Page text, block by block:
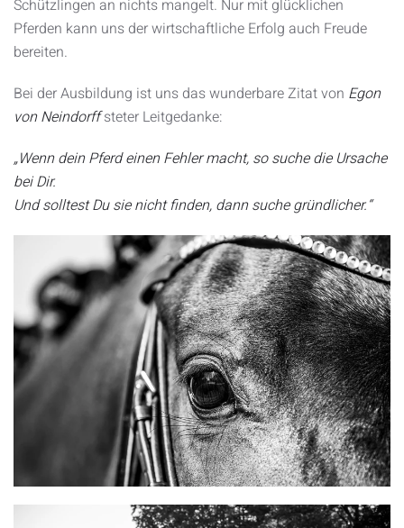
Schützlingen an nichts mangelt. Nur mit glücklichen
Pferden kann uns der wirtschaftliche Erfolg auch Freude
bereiten.
Bei der Ausbildung ist uns das wunderbare Zitat von Egon
von Neindorffsteter Leitgedanke:
„Wenn dein Pferd einen Fehler macht, so suche die Ursache
bei Dir.
Und solltest Du sie nicht finden, dann suche gründlicher.“